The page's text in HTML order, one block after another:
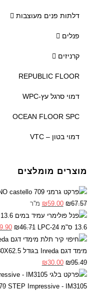
דלתות פנים מעוצבות
פנלים
קרניזים
REPUBLIC FLOOR
דמוי סרגל עץ-WPC
OCEAN FLOOR SPC
דמוי בטון – VTC
מוצרים מומלצים
₪67.57
₪59.00
מ''ר
13.6 ס"מ LPC-24
₪46.71
מימד דגם Inreda בגודל 80X62.5 מבצע חיסול מלאי 30 שייח ליחידה
₪95.49
₪30.00
STEP Impressive - IM3105